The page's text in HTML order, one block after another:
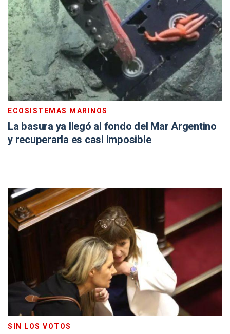
ECOSISTEMAS MARINOS
La basura ya llegó al fondo del Mar Argentino
y recuperarla es casi imposible
SIN LOS VOTOS